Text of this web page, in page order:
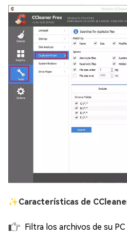
✨Características de
Filtra los archivos de su